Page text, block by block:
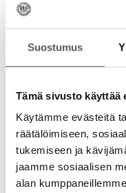
Suostumus
Tämä sivusto käyttää
Käytämme evästeitä
räätälöimiseen,
tukemiseen ja
jaamme sosiaalisen
alan
Kiilto Superquick